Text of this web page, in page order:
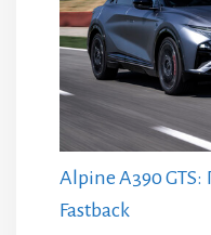
Alpine A390 GTS:
Fastback